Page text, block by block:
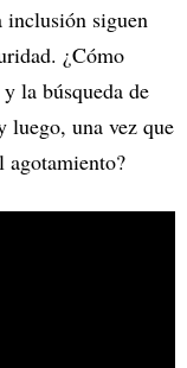
siguen
¿Cómo
la búsqueda de
luego, una vez que
agotamiento?